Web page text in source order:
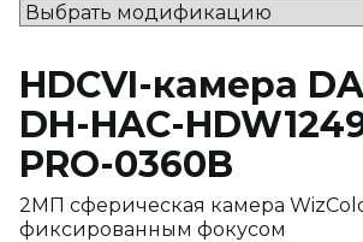
HDCVI-камера
DH-HAC-
PRO-0360B
2МП сферическая камера
фиксированным фокусом